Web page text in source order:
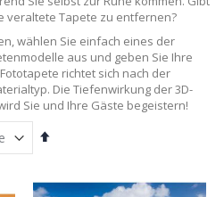
veraltete Tapete zu entfernen?
wählen Sie einfach eines der
aus und geben Sie Ihre
richtet sich nach der
Die Tiefenwirkung der 3D-
Sie und Ihre Gäste begeistern!
Absteigend